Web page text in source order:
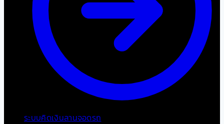
ระบบคิดเงินลานจอดรถ